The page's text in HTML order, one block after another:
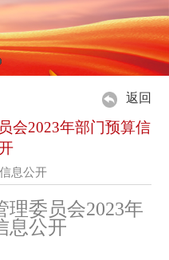
返回
会2023年部门预算信
息公开
委员会2023年
息公开